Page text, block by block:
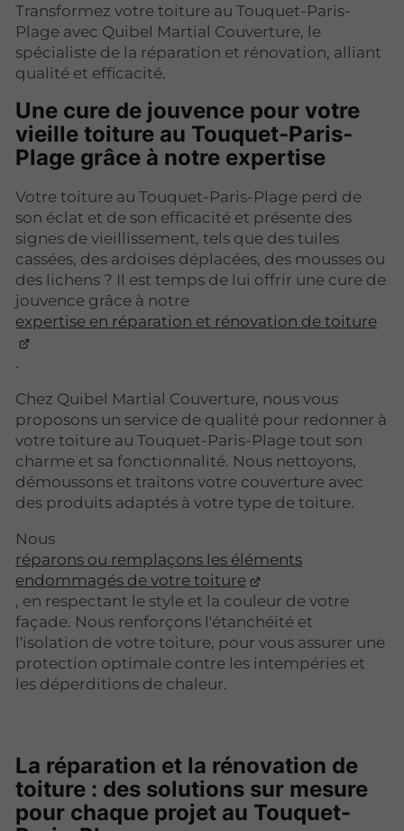
Transformez votre toiture au Touquet-Paris-
Plage avec Quibel Martial Couverture, le
spécialiste de la réparation et rénovation, alliant
qualité et efficacité.
Une cure de jouvence pour votre
vieille toiture au Touquet-Paris-
Plage grâce à notre expertise
Votre toiture au Touquet-Paris-Plage perd de
son éclat et de son efficacité et présente des
signes de vieillissement, tels que des tuiles
cassées, des ardoises déplacées, des mousses ou
des lichens ? Il est temps de lui offrir une cure de
jouvence grâce à notre
expertise en réparation et rénovation de toiture
.
Chez Quibel Martial Couverture, nous vous
proposons un service de qualité pour redonner à
votre toiture au Touquet-Paris-Plage tout son
charme et sa fonctionnalité. Nous nettoyons,
démoussons et traitons votre couverture avec
des produits adaptés à votre type de toiture.
Nous
réparons ou remplaçons les éléments
endommagés de votre toiture
, en respectant le style et la couleur de votre
façade. Nous renforçons l'étanchéité et
l'isolation de votre toiture, pour vous assurer une
protection optimale contre les intempéries et
les déperditions de chaleur.
La réparation et la rénovation de
toiture : des solutions sur mesure
pour chaque projet au Touquet-